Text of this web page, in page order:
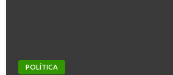
POLÍTICA